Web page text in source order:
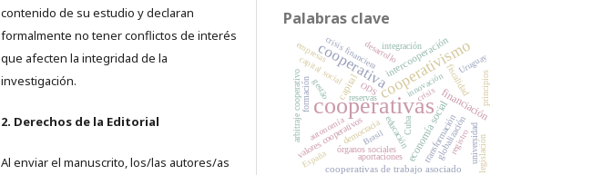
contenido de su estudio y declaran
formalmente no tener conflictos de interés
que afecten la integridad de la
investigación.
2. Derechos de la Editorial
Al enviar el manuscrito, los/las autores/as
Palabras clave
cooperativas
cooperativismo
cooperativa
economía socialfinanciación
capital
cooperativas de trabajo asociado
intercooperación
valores cooperativos
fiscalidad
transformación
educación
órganos sociales
democracia globalización
innovación
desarrollo
capital social
universidad
Cuba
autonomía
legislación
Uruguay
arbitraje cooperativo crisis
España
formación
integración
aportaciones
principios
crisis financiera
reservas
registro
empresas
Brasil
gestão ODS